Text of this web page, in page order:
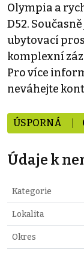
Olympia a
D52.
ubytovací
komplexní
Pro více
neváhejte
ÚSPORNÁ
Údaje k
Kategorie
Lokalita
Okres